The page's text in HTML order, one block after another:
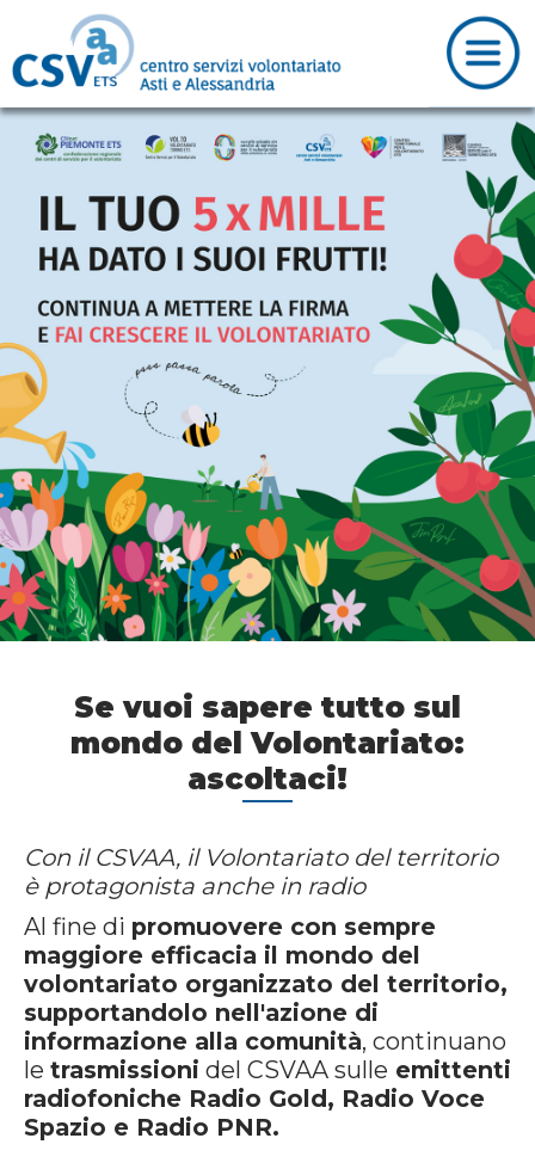
Se vuoi sapere tutto sul
mondo del Volontariato:
ascoltaci!
Con il CSVAA, il Volontariato del territorio
è protagonista anche in radio
Al fine di promuovere con sempre
maggiore efficacia il mondo del
volontariato organizzato del territorio,
supportandolo nell'azione di
informazione alla comunità, continuano
le trasmissioni del CSVAA sulle emittenti
radiofoniche Radio Gold, Radio Voce
Spazio e Radio PNR.